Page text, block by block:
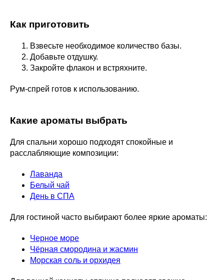
Как приготовить
Взвесьте необходимое количество базы.
Добавьте отдушку.
Закройте флакон и встряхните.
Рум-спрей готов к использованию.
Какие ароматы выбрать
Для спальни хорошо подходят спокойные и
расслабляющие композиции:
Лаванда
Белый чай
День в СПА
Для гостиной часто выбирают более яркие ароматы:
Черное море
Чёрная смородина и жасмин
Морская соль и орхидея